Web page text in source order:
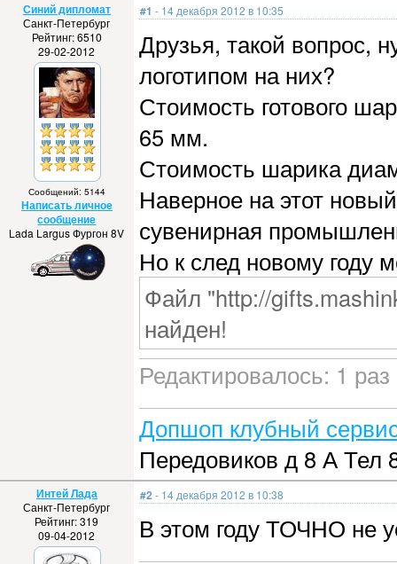
Синий дипломат
Санкт-Петербург
Рейтинг: 6510
29-02-2012
Сообщений: 5144
Написать личное
сообщение
Lada Largus Фургон 8V
#1 - 14 декабря 2012 в 10:35
Друзья, такой
логотипом на них?
Стоимость готового
65 мм.
Стоимость шарика
Наверное на этот
сувенирная
Но к след новому году
Файл "http://
найден!
Редактировалось: 1
Допшоп клубный
Передовиков д 8 А Тел
Интей Лада
Санкт-Петербург
Рейтинг: 319
09-04-2012
#2 - 14 декабря 2012 в 10:38
В этом году ТОЧНО не